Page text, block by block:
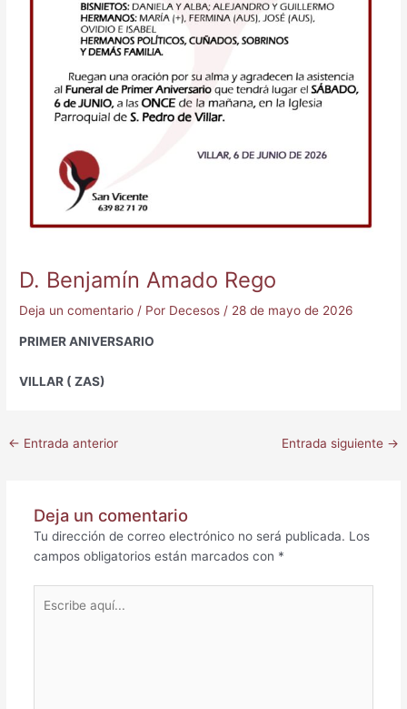
D. Benjamín Amado Rego
Deja un comentario / Por Decesos / 28 de mayo de 2026
PRIMER ANIVERSARIO
VILLAR ( ZAS)
← Entrada anterior Entrada siguiente →
Deja un comentario
Tu dirección de correo electrónico no será publicada. Los
campos obligatorios están marcados con *
aquí...